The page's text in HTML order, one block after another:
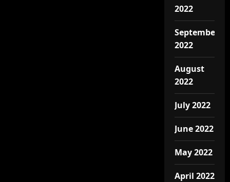
2022
September
2022
August
2022
July 2022
June 2022
May 2022
April 2022